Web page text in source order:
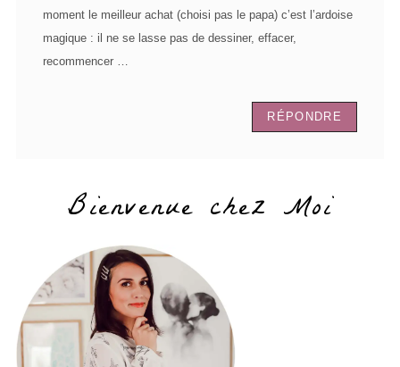
moment le meilleur achat (choisi pas le papa) c’est l’ardoise
magique : il ne se lasse pas de dessiner, effacer,
recommencer …
RÉPONDRE
Bienvenue chez Moi